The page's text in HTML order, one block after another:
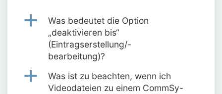
a
Was bedeutet die Option
„deaktivieren bis“
(Eintragserstellung/-
bearbeitung)?
a
Was ist zu beachten, wenn ich
Videodateien zu einem CommSy-